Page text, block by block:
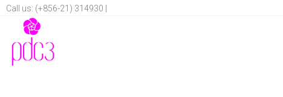
Call us: (+856-21) 314930 |